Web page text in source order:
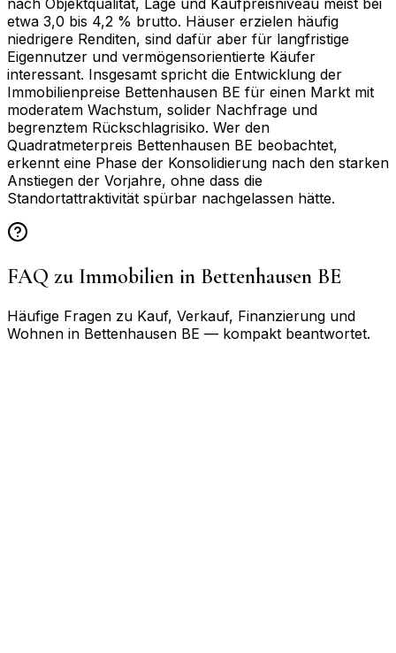
etwa 3,0 bis 4,2 % brutto. Häuser erzielen häufig
niedrigere Renditen, sind dafür aber für langfristige
Eigennutzer und vermögensorientierte Käufer
interessant. Insgesamt spricht die Entwicklung der
Immobilienpreise Bettenhausen BE für einen Markt mit
moderatem Wachstum, solider Nachfrage und
begrenztem Rückschlagrisiko. Wer den
Quadratmeterpreis Bettenhausen BE beobachtet,
erkennt eine Phase der Konsolidierung nach den starken
Anstiegen der Vorjahre, ohne dass die
Standortattraktivität spürbar nachgelassen hätte.
FAQ zu Immobilien in Bettenhausen BE
Häufige Fragen zu Kauf, Verkauf, Finanzierung und
Wohnen in Bettenhausen BE — kompakt beantwortet.